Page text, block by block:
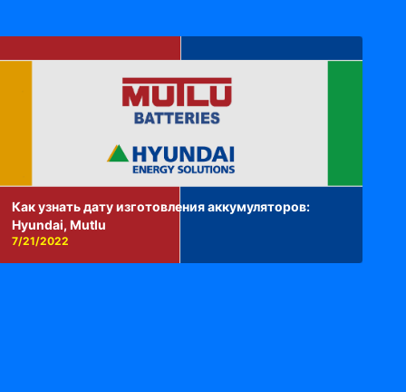
Как узнать дату изготовления аккумуляторов:
Hyundai, Mutlu
7/21/2022